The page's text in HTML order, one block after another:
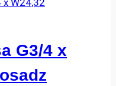
G3/4 x